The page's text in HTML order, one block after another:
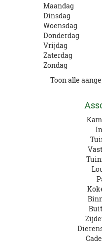
Maandag
Dinsdag
Woensdag
Donderdag
Vrijdag
Zaterdag
Zondag
Toon alle